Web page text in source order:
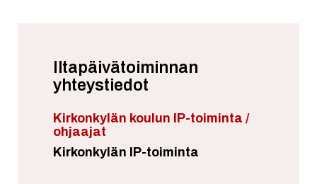
Iltapäivätoiminnan
yhteystiedot
Kirkonkylän koulun IP-toiminta /
ohjaajat
Kirkonkylän IP-toiminta